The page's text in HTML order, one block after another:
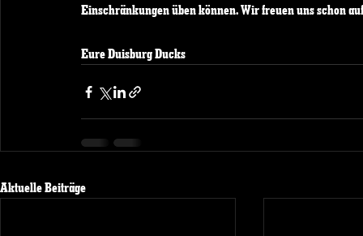
Einschränkungen üben können. Wir freuen uns schon
Eure Duisburg Ducks
Aktuelle Beiträge